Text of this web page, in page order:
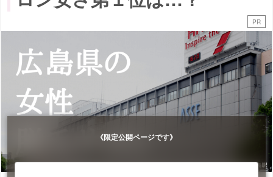
PR
《限定公開ページです》